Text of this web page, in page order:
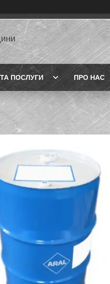
ПОСЛУГИ ПРО НАС